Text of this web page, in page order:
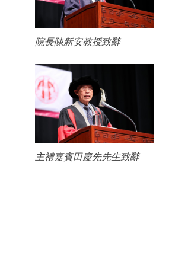
院長陳新安教授致辭
主禮嘉賓田慶先先生致辭